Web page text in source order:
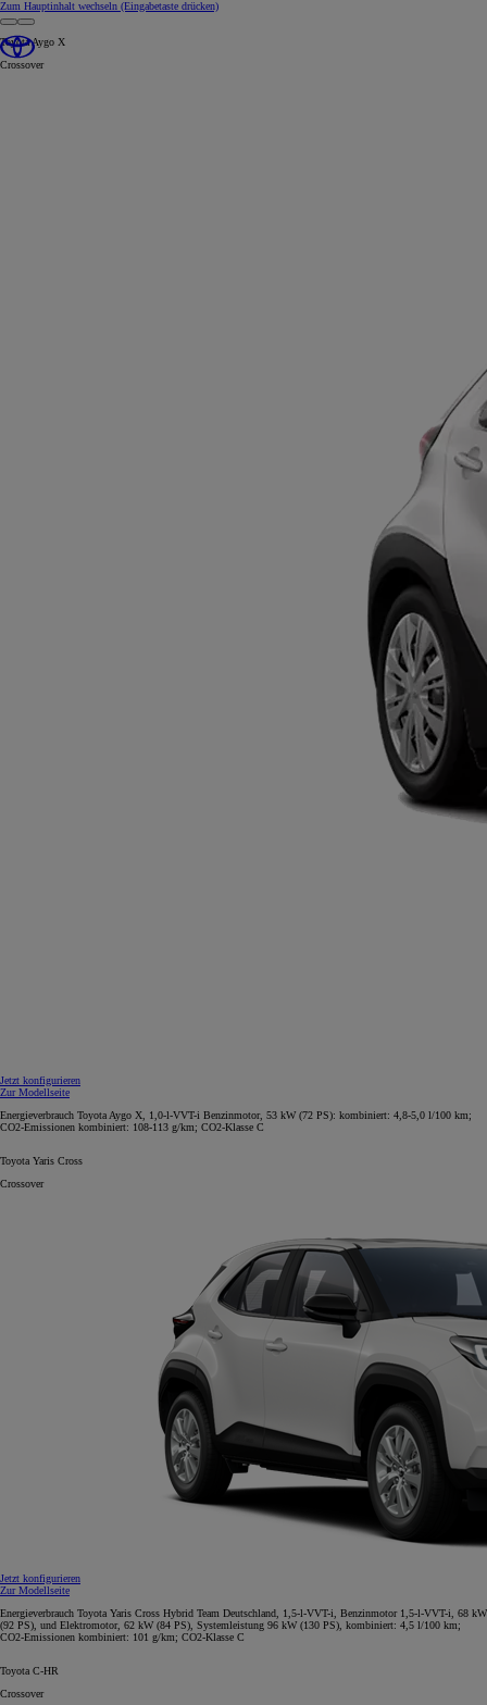
Zum Hauptinhalt wechseln (Eingabetaste drücken)
Toyota Aygo X
Crossover
Jetzt konfigurieren
Zur Modellseite
Energieverbrauch Toyota Aygo X, 1,0-l-VVT-i Benzinmotor, 53 kW (72 PS): kombiniert: 4,8-5,0 l/100 km;
CO2-Emissionen kombiniert: 108-113 g/km; CO2-Klasse C
Toyota Yaris Cross
Crossover
Jetzt konfigurieren
Zur Modellseite
Energieverbrauch Toyota Yaris Cross Hybrid Team Deutschland, 1,5-l-VVT-i, Benzinmotor 1,5-l-VVT-i, 68 kW
(92 PS), und Elektromotor, 62 kW (84 PS), Systemleistung 96 kW (130 PS), kombiniert: 4,5 l/100 km;
CO2-Emissionen kombiniert: 101 g/km; CO2-Klasse C
Toyota C-HR
Crossover